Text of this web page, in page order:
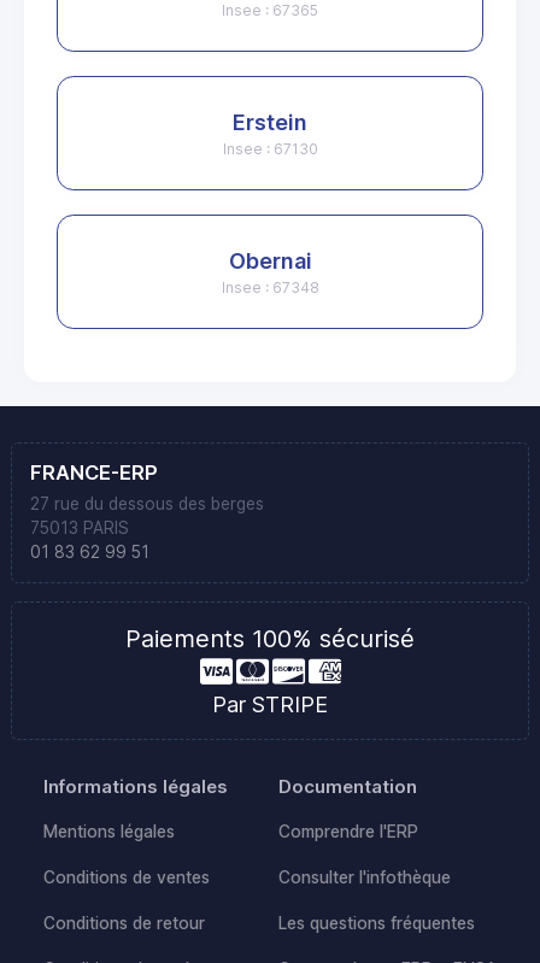
Insee : 67365
Erstein
Insee : 67130
Obernai
Insee : 67348
FRANCE-ERP
27 rue du dessous des berges
75013 PARIS
01 83 62 99 51
Paiements 100% sécurisé
Par STRIPE
Informations légales
Mentions légales
Conditions de ventes
Conditions de retour
Documentation
Comprendre l'ERP
Consulter l'infothèque
Les questions fréquentes